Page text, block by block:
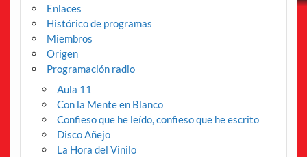
Enlaces
Histórico de programas
Miembros
Origen
Programación radio
Aula 11
Con la Mente en Blanco
Confieso que he leído, confieso que he escrito
Disco Añejo
La Hora del Vinilo